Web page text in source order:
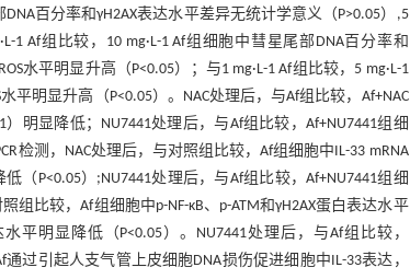
百分率和γH2AX表达水平差异无统计学意义（P>0.05）,5
1 Af组比较，10 mg·L-1 Af组细胞中彗星尾部DNA百分率和
水平明显升高（P<0.05）；与1 mg·L-1 Af组比较，5 mg·L-1
平明显升高（P<0.05）。NAC处理后，与Af组比较，Af+NAC
明显降低；NU7441处理后，与Af组比较，Af+NU7441组细
检测，NAC处理后，与对照组比较，Af组细胞中IL-33 mRNA
（P<0.05）;NU7441处理后，与Af组比较，Af+NU7441组细
组比较，Af组细胞中p-NF-κB、p-ATM和γH2AX蛋白表达水平
平明显降低（P<0.05）。NU7441处理后，与Af组比较，
通过引起人支气管上皮细胞DNA损伤促进细胞中IL-33表达，